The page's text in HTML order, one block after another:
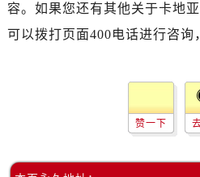
容。如果您还有其他关于卡地
可以拨打页面400电话进行咨询
赞一下